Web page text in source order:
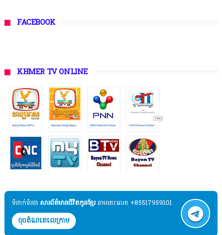
FACEBOOK
KHMER TV ONLINE
ទំនាក់ទំនង​​ សារព័ត៌មានជីវិតកូនខ្មែរ តាមរយៈលេខ +85517959101
ចុចតំណតេលេក្រាម